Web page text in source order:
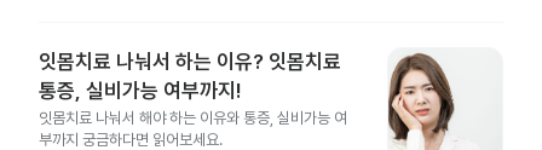
잇몸치료 나눠서 하는 이유? 잇몸치료
통증, 실비가능 여부까지!
잇몸치료 나눠서 해야 하는 이유와 통증, 실비가능 여
부까지 궁금하다면 읽어보세요.